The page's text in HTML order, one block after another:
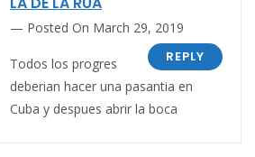
Posted On March 29, 2019
REPLY
Todos los progres
deberian hacer una pasantia en
Cuba y despues abrir la boca